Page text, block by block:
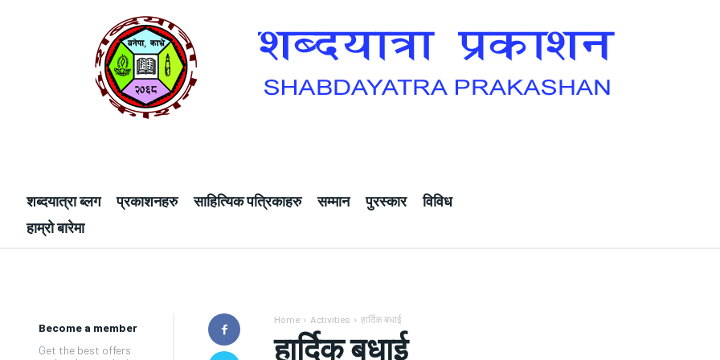
शब्दयात्रा ब्लग प्रकाशनहरु साहित्यिक पत्रिकाहरु सम्मान पुरस्कार
विविध
हाम्रो बारेमा
Become a member
Get the best offers
Home Activities हार्दिक बधाई
हार्दिक बधाई